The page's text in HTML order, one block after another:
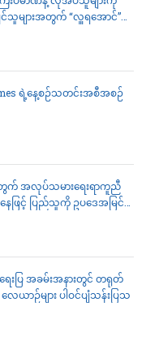
င်သူများအတွက် “လှူရအောင်”
င်မှုတွေပေးနေ
ရဲ့နေ့စဉ်သတင်းအစီအစဉ်
က် အလုပ်သမားရေးရာကူညီ
ေဖြင့် ပြည်သူကို ဥပဒေအမြင်
ျ
ေးပြ အခမ်းအနားတွင် တရုတ်
က် လေယာဉ်များ ပါဝင်ပျံသန်းပြသ